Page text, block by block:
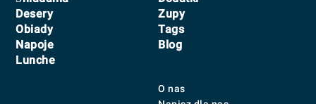
Desery
Obiady
Napoje
Lunche
Zupy
Tags
Blog
O nas